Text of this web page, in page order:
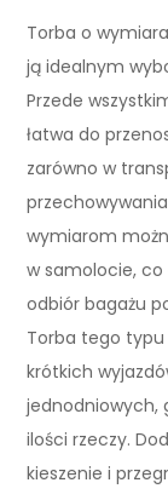
Torba o
ją idealnym
Przede
łatwa do
zarówno w
wymiarom
w samolocie,
odbiór bagażu
Torba tego typu
krótkich
jednodniowych,
ilości rzeczy.
kieszenie i